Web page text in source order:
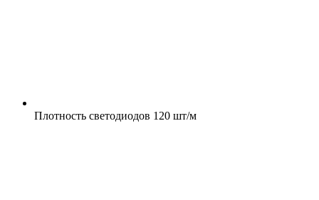
Плотность светодиодов 120 шт/м